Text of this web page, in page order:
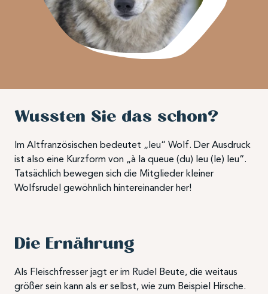
Wussten Sie das schon?
Im Altfranzösischen bedeutet „leu“ Wolf. Der Ausdruck
ist also eine Kurzform von „à la queue (du) leu (le) leu“.
Tatsächlich bewegen sich die Mitglieder kleiner
Wolfsrudel gewöhnlich hintereinander her!
Die Ernährung
Als Fleischfresser jagt er im Rudel Beute, die weitaus
größer sein kann als er selbst, wie zum Beispiel Hirsche.